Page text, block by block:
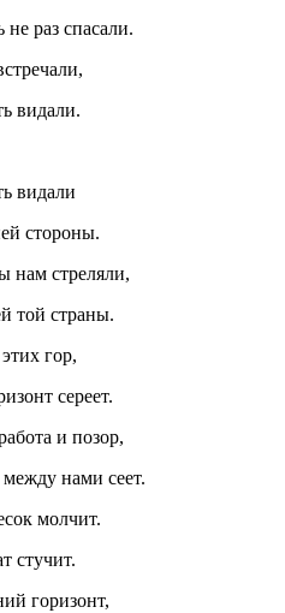
раз спасали.
видали.
видали
стороны.
стреляли,
той страны.
гор,
сереет.
и позор,
нами сеет.
молчит.
стучит.
горизонт,